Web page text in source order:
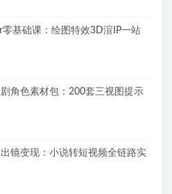
零基础课：绘图特效3D渲IP一站
角色素材包：200套三视图提示
镜变现：小说转短视频全链路实